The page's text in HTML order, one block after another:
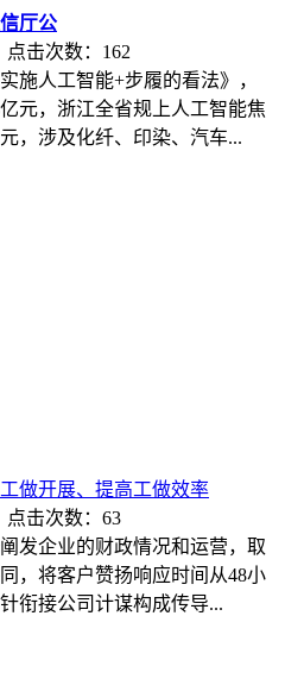
厅公
击次数：162
施人工智能+步履的看法》，
元，浙江全省规上人工智能焦
，涉及化纤、印染、汽车...
做开展、提高工做效率
点击次数：63
发企业的财政情况和运营，取
，将客户赞扬响应时间从48小
衔接公司计谋构成传导...